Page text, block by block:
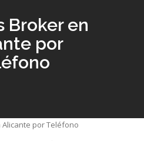
Broker en
por